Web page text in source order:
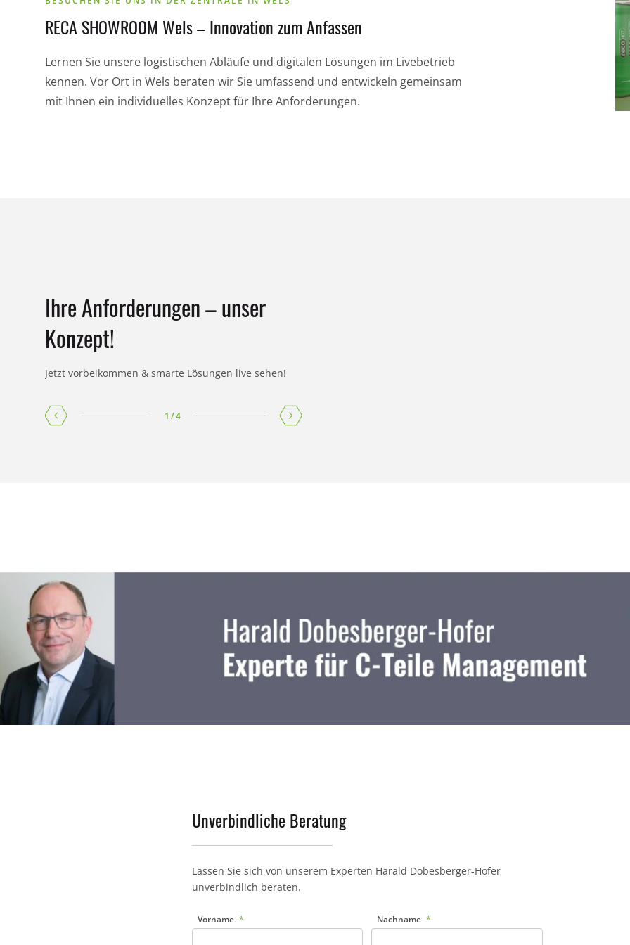
RECA SHOWROOM Wels – Innovation zum Anfassen
Lernen Sie unsere logistischen Abläufe und digitalen Lösungen im Livebetrieb
kennen. Vor Ort in Wels beraten wir Sie umfassend und entwickeln gemeinsam
mit Ihnen ein individuelles Konzept für Ihre Anforderungen.
Ihre Anforderungen – unser
Konzept!
Jetzt vorbeikommen & smarte Lösungen live sehen!
1/4
Unverbindliche Beratung
Lassen Sie sich von unserem Experten Harald Dobesberger-Hofer
unverbindlich beraten.
Vorname Nachname